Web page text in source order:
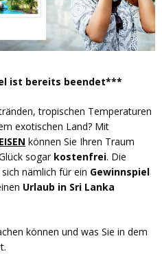
ist bereits beendet***
tropischen Temperaturen
exotischen Land? Mit
können Sie Ihren Traum
sogar kostenfrei. Die
nämlich für ein Gewinnspiel
Urlaub in Sri Lanka
können und was Sie in dem